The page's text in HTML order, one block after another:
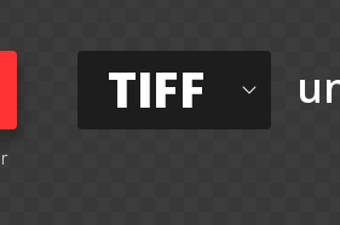
TIFF